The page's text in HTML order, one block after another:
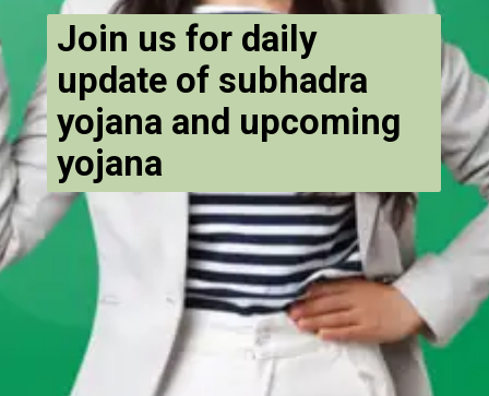
Join us for daily
update of subhadra
yojana and upcoming
yojana